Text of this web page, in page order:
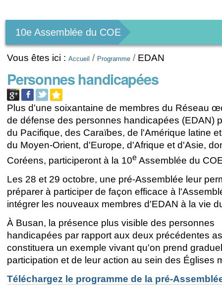
personnels
10e Assemblée du COE
Vous êtes ici : Accueil / Programme / EDAN
Personnes handicapées
Plus d'une soixantaine de membres du Réseau
de défense des personnes handicapées (EDAN)
du Pacifique, des Caraïbes, de l'Amérique latine
du Moyen-Orient, d'Europe, d'Afrique et d'Asie,
Coréens, participeront à la 10e Assemblée du
Les 28 et 29 octobre, une pré-Assemblée leur
préparer à participer de façon efficace à
intégrer les nouveaux membres d'EDAN à la vie
À Busan, la présence plus visible des personnes
handicapées par rapport aux deux précédentes
constituera un exemple vivant qu'on prend
participation et de leur action au sein des
Téléchargez le programme de la pré-